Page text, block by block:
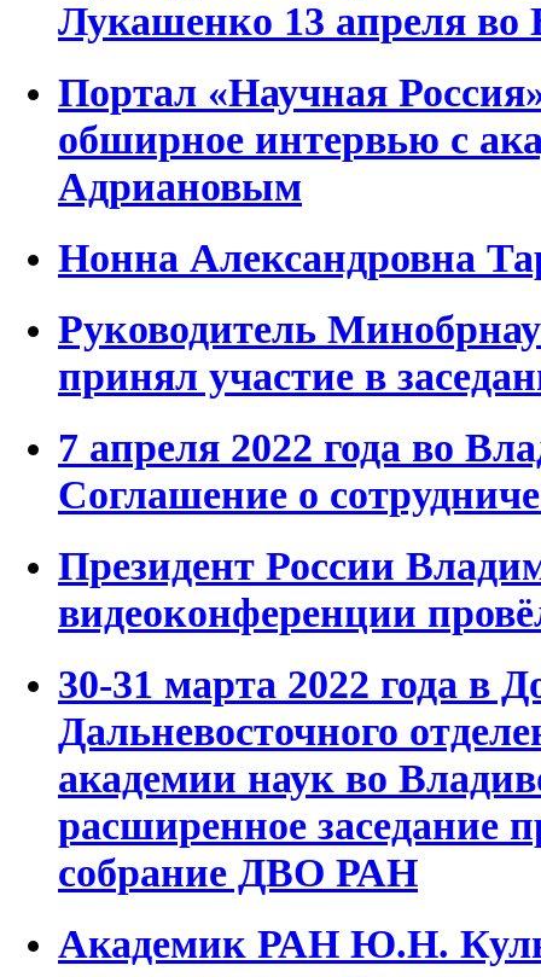
Лукашенко 13 апреля во
Портал «Научная
обширное интервью с
Адриановым
Нонна Александровна
Руководитель
принял участие в
7 апреля 2022 года во
Соглашение о
Президент России
видеоконференции
30-31 марта 2022 года в
Дальневосточного
академии наук во
расширенное заседание
собрание ДВО РАН
Академик РАН Ю.Н.